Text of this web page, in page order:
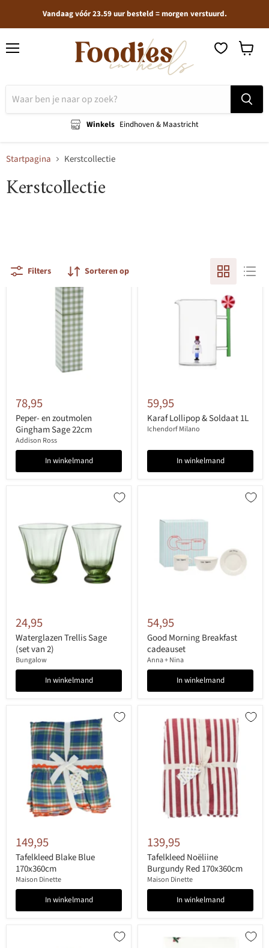
Vandaag vóór 23.59 uur besteld = morgen verstuurd.
Winkels Eindhoven & Maastricht
Startpagina Kerstcollectie
Kerstcollectie
Filters Sorteren op
78,95
Peper- en zoutmolen
Gingham Sage 22cm
Addison Ross
In winkelmand
59,95
Karaf Lollipop & Soldaat 1L
Ichendorf Milano
In winkelmand
24,95
Waterglazen Trellis Sage
(set van 2)
Bungalow
In winkelmand
54,95
Good Morning Breakfast
cadeauset
Anna + Nina
In winkelmand
149,95
Tafelkleed Blake Blue
170x360cm
Maison Dinette
In winkelmand
139,95
Tafelkleed Noëliine
Burgundy Red 170x360cm
Maison Dinette
In winkelmand